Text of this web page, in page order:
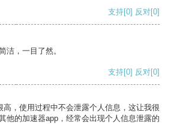
支持[0] 反对[0]
洁，一目了然。
支持[0] 反对[0]
高，使用过程中不会泄露个人信息，这让我很
他的加速器app，经常会出现个人信息泄露的